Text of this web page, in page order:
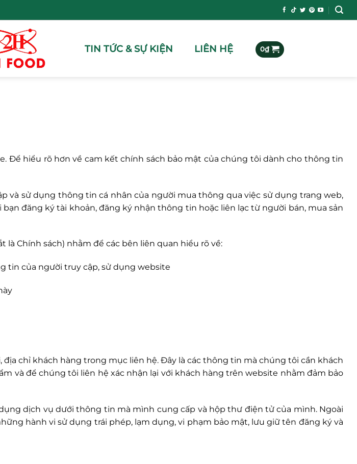
TIN TỨC & SỰ KIỆN LIÊN HỆ 0₫
hiểu rõ hơn về cam kết chính sách bảo mật của chúng tôi dành cho thông tin
và sử dụng thông tin cá nhân của người mua thông qua việc sử dụng trang web,
đăng ký tài khoản, đăng ký nhận thông tin hoặc liên lạc từ người bán, mua sản
Chính sách) nhằm để các bên liên quan hiểu rõ về:
tin của người truy cập, sử dụng website
chỉ khách hàng trong mục liên hệ. Đây là các thông tin mà chúng tôi cần khách
và để chúng tôi liên hệ xác nhận lại với khách hàng trên website nhằm đảm bảo
dịch vụ dưới thông tin mà mình cung cấp và hộp thư điện tử của mình. Ngoài
hành vi sử dụng trái phép, lạm dụng, vi phạm bảo mật, lưu giữ tên đăng ký và